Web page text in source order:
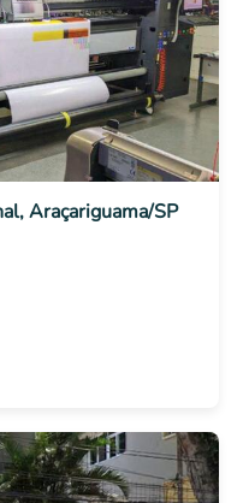
Araçariguama/SP